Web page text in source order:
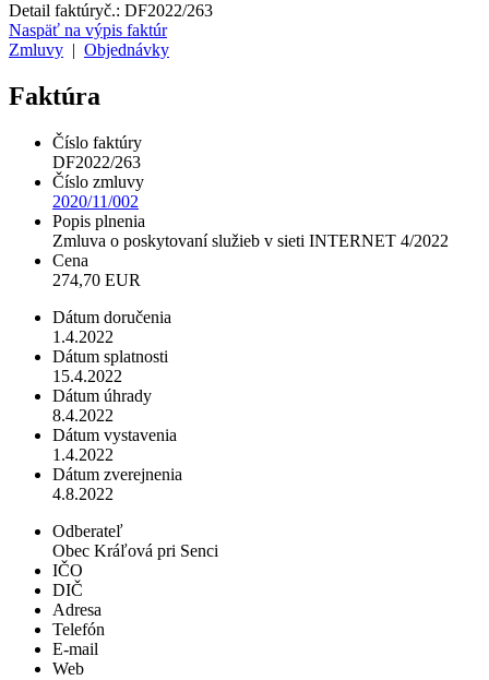
Detail faktúryč.: DF2022/263
Naspäť na výpis faktúr
Zmluvy
Objednávky
Faktúra
Číslo faktúry
DF2022/263
Číslo zmluvy
2020/11/002
Popis plnenia
Zmluva o poskytovaní služieb v sieti INTERNET 4/2022
Cena
274,70 EUR
Dátum doručenia
1.4.2022
Dátum splatnosti
15.4.2022
Dátum úhrady
8.4.2022
Dátum vystavenia
1.4.2022
Dátum zverejnenia
4.8.2022
Odberateľ
Obec Kráľová pri Senci
IČO
DIČ
Adresa
Telefón
E-mail
Web